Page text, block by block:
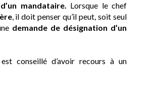
mandataire. Lorsque le chef
, il doit penser qu’il peut, soit seul
demande de désignation d’un
conseillé d’avoir recours à un